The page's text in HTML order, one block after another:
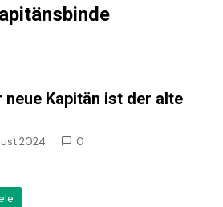
neue Kapitän ist der alte
2024 0